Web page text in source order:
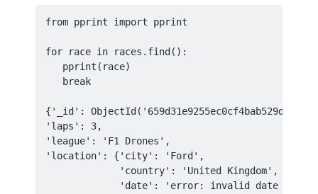
from pprint import pprint
for race in races.find():
   pprint(race)
   break
{'_id': ObjectId('659d31e9255ec0cf4bab529d'),
'laps': 3,
'league': 'F1 Drones',
'location': {'city': 'Ford',
             'country': 'United Kingdom',
'date': 'error: invalid date